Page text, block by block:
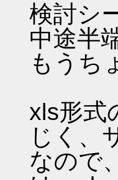
検討シ
中途半
もうち
xls形式
じく、
なので